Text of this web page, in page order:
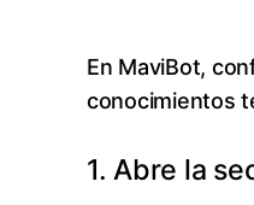
En MaviBot,
conocimientos
1. Abre la